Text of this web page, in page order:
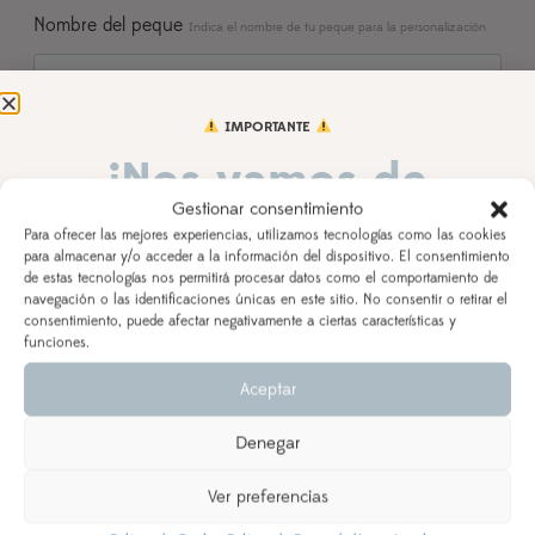
Gestionar consentimiento
Para ofrecer las mejores experiencias, utilizamos tecnologías como las cookies
para almacenar y/o acceder a la información del dispositivo. El consentimiento
de estas tecnologías nos permitirá procesar datos como el comportamiento de
navegación o las identificaciones únicas en este sitio. No consentir o retirar el
consentimiento, puede afectar negativamente a ciertas características y
funciones.
Aceptar
Denegar
Ver preferencias
Nombre del peque Indica el nombre de tu peque para la personalización
Observaciones
AÑADIR AL CARRITO
1 VALORACIÓN ENPACK CUMPLEAÑOS
IMPORTANTE
¡Nos vamos de
vacaciones!
DEL 3 AL 21 DE AGOSTO
Los pedidos realizados a partir del 28 de julio
saldrán,
según orden de entrada y tiempo de procesamiento
(indicado en la descripción del producto), a partir del
24 de agosto.
Se priorizarán aquellos realizados con ENVÍO